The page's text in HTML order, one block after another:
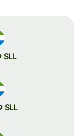
SLL ל-USD
SLL ל-CAD